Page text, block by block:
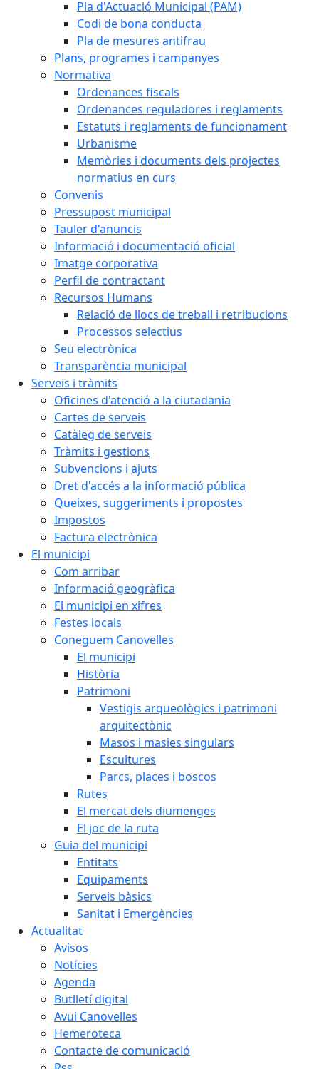
Pla d'Actuació Municipal (PAM)
Codi de bona conducta
Pla de mesures antifrau
Plans, programes i campanyes
Normativa
Ordenances fiscals
Ordenances reguladores i reglaments
Estatuts i reglaments de funcionament
Urbanisme
Memòries i documents dels projectes
normatius en curs
Convenis
Pressupost municipal
Tauler d'anuncis
Informació i documentació oficial
Imatge corporativa
Perfil de contractant
Recursos Humans
Relació de llocs de treball i retribucions
Processos selectius
Seu electrònica
Transparència municipal
Serveis i tràmits
Oficines d'atenció a la ciutadania
Cartes de serveis
Catàleg de serveis
Tràmits i gestions
Subvencions i ajuts
Dret d'accés a la informació pública
Queixes, suggeriments i propostes
Impostos
Factura electrònica
El municipi
Com arribar
Informació geogràfica
El municipi en xifres
Festes locals
Coneguem Canovelles
El municipi
Història
Patrimoni
Vestigis arqueològics i patrimoni
arquitectònic
Masos i masies singulars
Escultures
Parcs, places i boscos
Rutes
El mercat dels diumenges
El joc de la ruta
Guia del municipi
Entitats
Equipaments
Serveis bàsics
Sanitat i Emergències
Actualitat
Avisos
Notícies
Agenda
Butlletí digital
Avui Canovelles
Hemeroteca
Contacte de comunicació